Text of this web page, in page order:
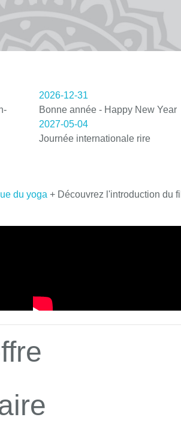
2026-12-31
Bonne année - Happy New Year
2027-05-04
Journée internationale rire
du yoga + Découvrez l'introduction du